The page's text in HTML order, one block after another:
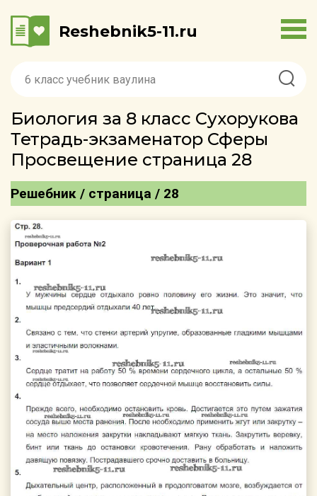
Reshebnik5-11.ru
Биология за 8 класс Сухорукова
Тетрадь-экзаменатор Сферы
Просвещение страница 28
Решебник / страница / 28